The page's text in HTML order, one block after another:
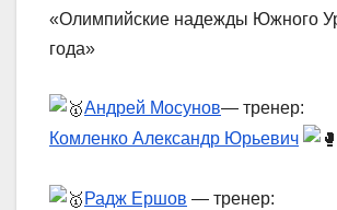
«Олимпийские надежды Южного
года»
Андрей Мосунов— тренер:
Комленко Александр Юрьевич
Радж Ершов — тренер: